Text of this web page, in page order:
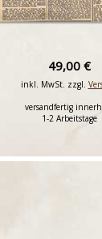
49,00 €
inkl. MwSt. zzgl.
versandfertig
1-2 Arbeitstage